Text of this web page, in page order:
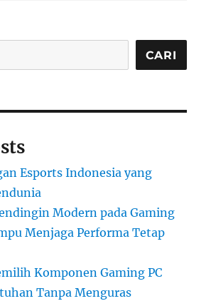
CARI
Esports Indonesia yang
Modern pada Gaming
Menjaga Performa Tetap
Komponen Gaming PC
Tanpa Menguras